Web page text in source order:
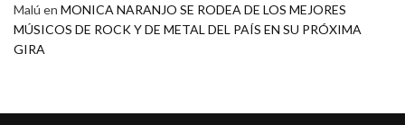
Malú en MONICA NARANJO SE RODEA DE LOS MEJORES
MÚSICOS DE ROCK Y DE METAL DEL PAÍS EN SU PRÓXIMA
GIRA